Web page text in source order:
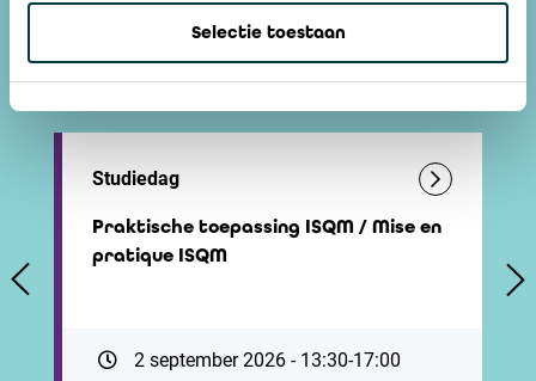
Selectie toestaan
derden
Studiedag
Praktische toepassing ISQM / Mise en
pratique ISQM
2 september 2026 - 13:30-17:00